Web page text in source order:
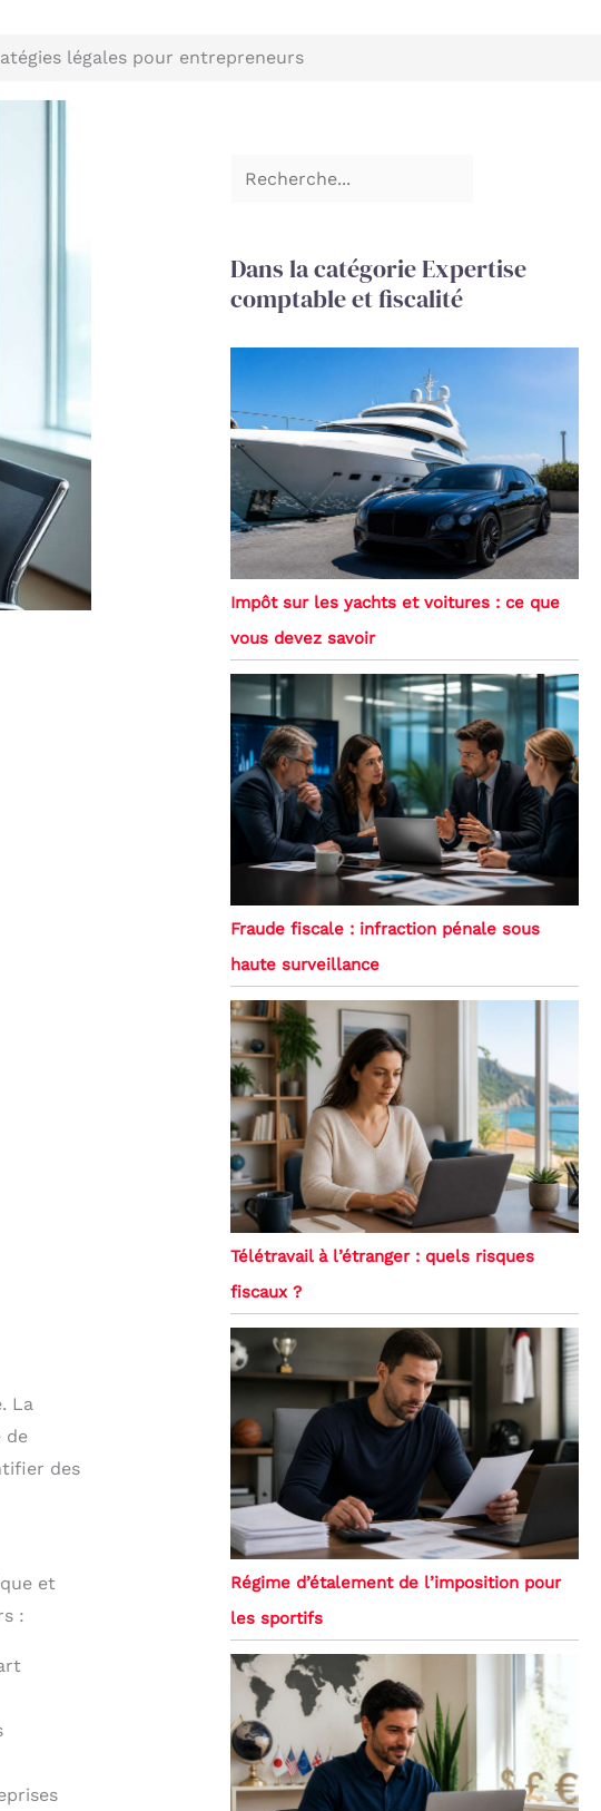
légales pour entrepreneurs
La
de
des
et
:
Dans la catégorie Expertise
comptable et fiscalité
Impôt sur les yachts et voitures : ce que
vous devez savoir
Fraude fiscale : infraction pénale sous
haute surveillance
Télétravail à l’étranger : quels risques
fiscaux ?
Régime d’étalement de l’imposition pour
les sportifs